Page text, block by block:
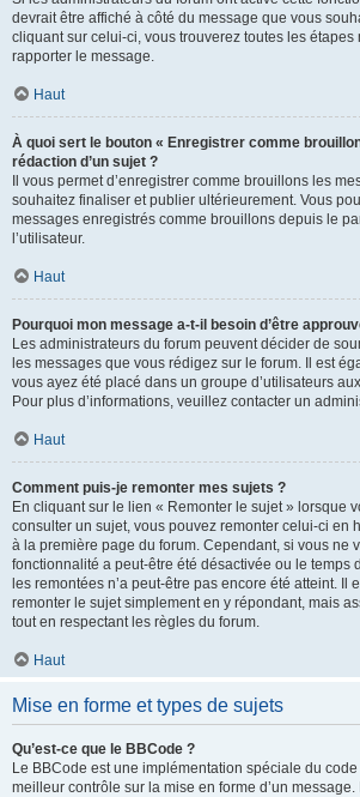
devrait être affiché à côté du message que vous
cliquant sur celui-ci, vous trouverez toutes les étapes
rapporter le message.
Haut
À quoi sert le bouton « Enregistrer comme
rédaction d’un sujet ?
Il vous permet d’enregistrer comme brouillons les
souhaitez finaliser et publier ultérieurement. Vous
messages enregistrés comme brouillons depuis le
l’utilisateur.
Haut
Pourquoi mon message a-t-il besoin d’être
Les administrateurs du forum peuvent décider de
les messages que vous rédigez sur le forum. Il est
vous ayez été placé dans un groupe d’utilisateurs
Pour plus d’informations, veuillez contacter un
Haut
Comment puis-je remonter mes sujets ?
En cliquant sur le lien « Remonter le sujet » lorsque
consulter un sujet, vous pouvez remonter celui-ci en
à la première page du forum. Cependant, si vous ne
fonctionnalité a peut-être été désactivée ou le temps
les remontées n’a peut-être pas encore été atteint. Il
remonter le sujet simplement en y répondant, mais
tout en respectant les règles du forum.
Haut
Mise en forme et types de sujets
Qu’est-ce que le BBCode ?
Le BBCode est une implémentation spéciale du
meilleur contrôle sur la mise en forme d’un message.